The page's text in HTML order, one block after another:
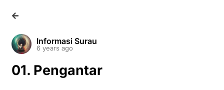
Informasi Surau
6 years ago
01. Pengantar